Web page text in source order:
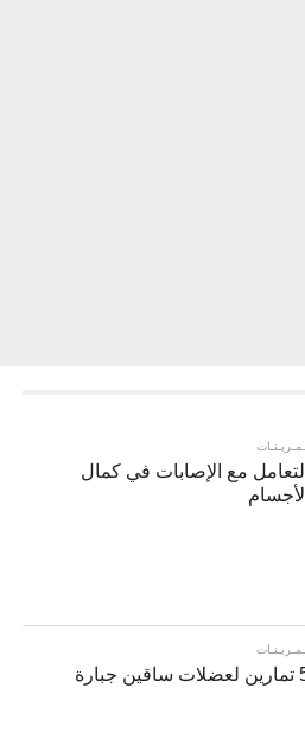
التعامل مع الإصابات في كمال
الأجسام
جبارة